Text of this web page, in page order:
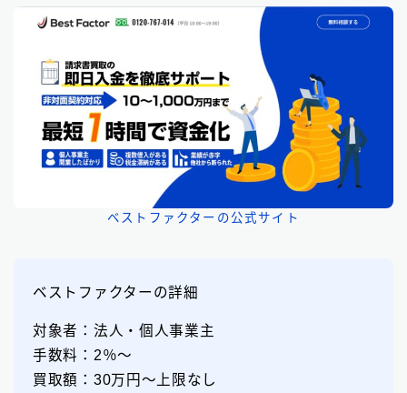
ベストファクターの公式サイト
ベストファクターの詳細
対象者：法人・個人事業主
手数料：2％〜
買取額：30万円〜上限なし